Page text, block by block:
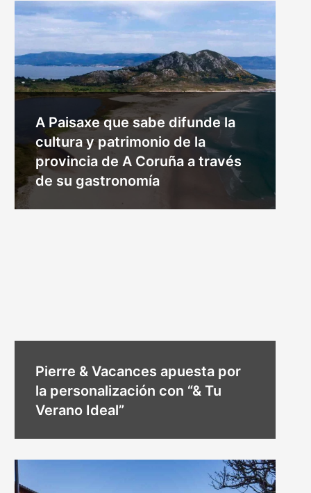
A Paisaxe que sabe difunde la
cultura y patrimonio de la
provincia de A Coruña a través
de su gastronomía
Pierre & Vacances apuesta por
la personalización con “& Tu
Verano Ideal”